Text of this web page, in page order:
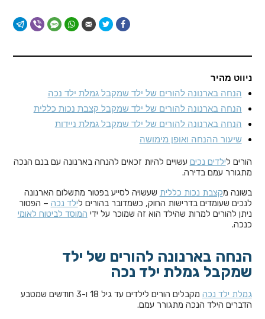
ניווט מהיר
הנחה בארנונה להורים של ילד שמקבל גמלת ילד נכה
הנחה בארנונה להורים של ילד שמקבל קצבת נכות כללית
הנחה בארנונה להורים של ילד שמקבל גמלת ניידות
שיעור ההנחה ואופן מימושה
הורים לילדים נכים עשויים להיות זכאים להנחה בארנונה עם בנם הנכה
מתגורר עמם בדירה.
בשונה מקצבת נכות כללית שעשויה לסייע בפטור מתשלום הארנונה
לנכים שעומדים בדרישות החוק, כשמדובר בהורים לילד נכה – הפטור
ניתן להורים למרות שהילד הוא זה שמוכר על ידי המוסד לביטוח לאומי
כנכה.
הנחה בארנונה להורים של ילד
שמקבל גמלת ילד נכה
גמלת ילד נכה
מקבלים הורים לילדים עד גיל 18 ו-3 חודשים שמטבע
הדברים הילד הנכה מתגורר עמם.